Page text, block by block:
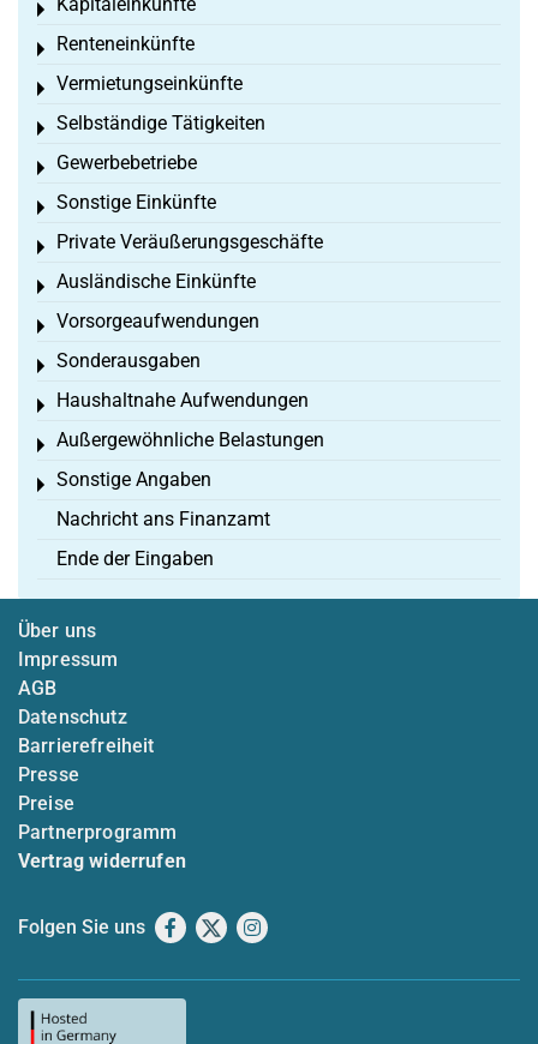
Toggle menu
Renteneinkünfte
Toggle menu
Vermietungseinkünfte
Toggle menu
Selbständige Tätigkeiten
Toggle menu
Gewerbebetriebe
Toggle menu
Sonstige Einkünfte
Toggle menu
Private Veräußerungsgeschäfte
Toggle menu
Ausländische Einkünfte
Toggle menu
Vorsorgeaufwendungen
Toggle menu
Sonderausgaben
Toggle menu
Haushaltnahe Aufwendungen
Toggle menu
Außergewöhnliche Belastungen
Toggle menu
Sonstige Angaben
Toggle menu
Nachricht ans Finanzamt
Ende der Eingaben
Über uns
Impressum
AGB
Datenschutz
Barrierefreiheit
Presse
Preise
Partnerprogramm
Vertrag widerrufen
Folgen Sie uns Facebook
X Instagram